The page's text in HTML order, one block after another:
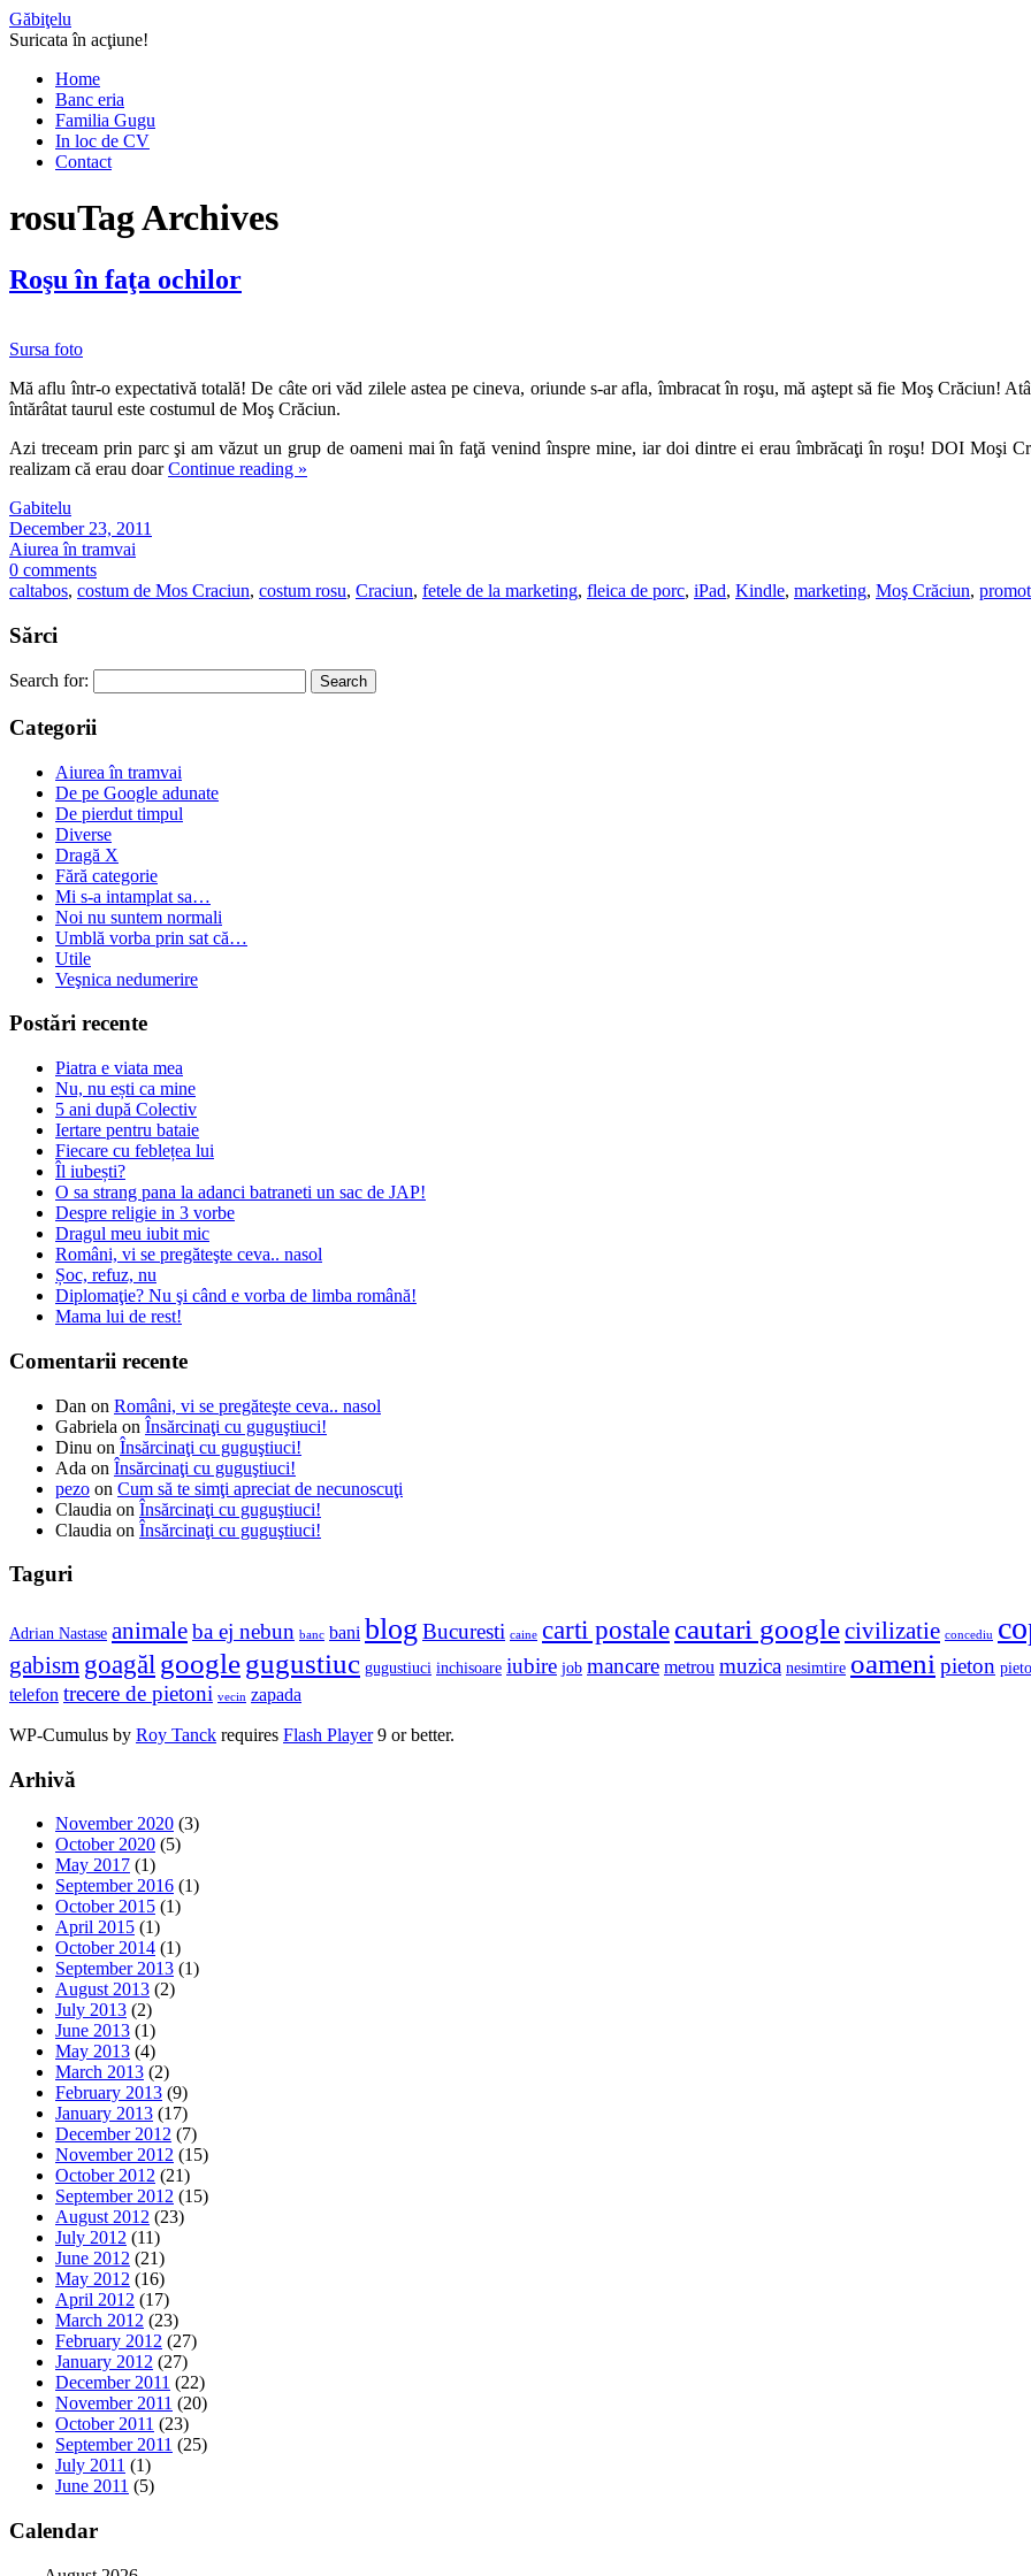
Găbiţelu
Suricata în acţiune!
Home
Banc eria
Familia Gugu
In loc de CV
Contact
rosuTag Archives
Roşu în faţa ochilor
Sursa foto
Mă aflu într-o expectativă totală! De câte ori văd zilele astea pe cineva, oriunde s-ar afla, îmbracat în roşu, mă aştept să fie Moş Crăciun!
întărâtat taurul este costumul de Moş Crăciun.
Azi treceam prin parc şi am văzut un grup de oameni mai în faţă venind înspre mine, iar doi dintre ei erau îmbrăcaţi în roşu! DOI Moşi
realizam că erau doarContinue reading »
Gabitelu
December 23, 2011
Aiurea în tramvai
0 comments
caltabos, costum de Mos Craciun, costum rosu, Craciun, fetele de la marketing, fleica de porc, iPad, Kindle, marketing, Moş Crăciun,
Sărci
Search for:
Categorii
Aiurea în tramvai
De pe Google adunate
De pierdut timpul
Diverse
Dragă X
Fără categorie
Mi s-a intamplat sa…
Noi nu suntem normali
Umblă vorba prin sat că…
Utile
Veşnica nedumerire
Postări recente
Piatra e viata mea
Nu, nu ești ca mine
5 ani după Colectiv
Iertare pentru bataie
Fiecare cu feblețea lui
Îl iubești?
O sa strang pana la adanci batraneti un sac de JAP!
Despre religie in 3 vorbe
Dragul meu iubit mic
Români, vi se pregăteşte ceva.. nasol
Șoc, refuz, nu
Diplomaţie? Nu şi când e vorba de limba română!
Mama lui de rest!
Comentarii recente
Dan on Români, vi se pregăteşte ceva.. nasol
Gabriela on Însărcinaţi cu guguştiuci!
Dinu on Însărcinaţi cu guguştiuci!
Ada on Însărcinaţi cu guguştiuci!
pezo on Cum să te simţi apreciat de necunoscuţi
Claudia on Însărcinaţi cu guguştiuci!
Claudia on Însărcinaţi cu guguştiuci!
Taguri
Adrian Nastase animaleba ej nebun banc bani blog Bucuresti caine carti postale cautari googlecivilizatie concediu
gabism goagăl googlegugustiuc gugustiuci inchisoare iubire job mancare metrou muzica nesimtire oameni pieton
telefon trecere de pietoni vecin zapada
WP-Cumulus by Roy Tanck requires Flash Player9 or better.
Arhivă
November 2020 (3)
October 2020 (5)
May 2017 (1)
September 2016 (1)
October 2015 (1)
April 2015 (1)
October 2014 (1)
September 2013 (1)
August 2013 (2)
July 2013 (2)
June 2013 (1)
May 2013 (4)
March 2013 (2)
February 2013 (9)
January 2013 (17)
December 2012 (7)
November 2012 (15)
October 2012 (21)
September 2012 (15)
August 2012 (23)
July 2012 (11)
June 2012 (21)
May 2012 (16)
April 2012 (17)
March 2012 (23)
February 2012 (27)
January 2012 (27)
December 2011 (22)
November 2011 (20)
October 2011 (23)
September 2011 (25)
July 2011 (1)
June 2011 (5)
Calendar